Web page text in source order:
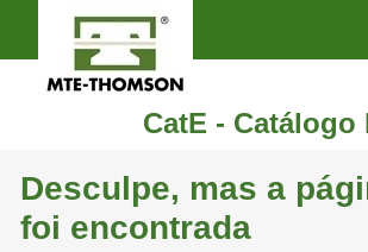
CatE -
Desculpe, mas a
foi encontrada